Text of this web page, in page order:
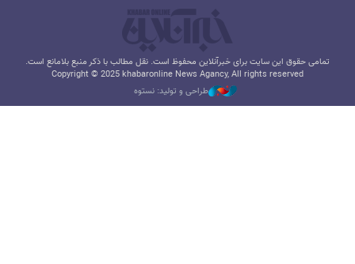
تمامی حقوق این سایت برای خبرآنلاین محفوظ است. نقل مطالب با ذکر منبع بلامانع است.
Copyright © 2025 khabaronline News Agancy, All rights reserved
طراحی و تولید: نستوه